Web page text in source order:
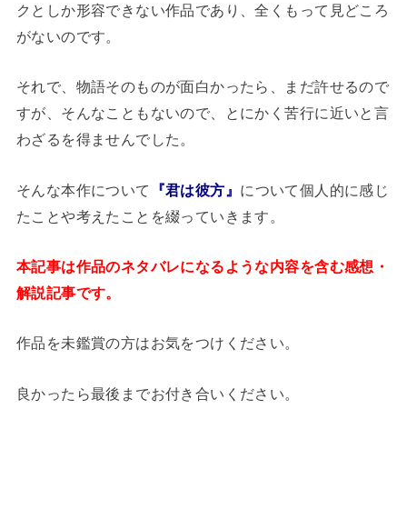
クとしか形容できない作品であり、全くもって見どころ
がないのです。
それで、物語そのものが面白かったら、まだ許せるので
すが、そんなこともないので、とにかく苦行に近いと言
わざるを得ませんでした。
そんな本作について 『君は彼方』 について個人的に感じ
たことや考えたことを綴っていきます。
本記事は作品のネタバレになるような内容を含む感想・
解説記事です。
作品を未鑑賞の方はお気をつけください。
良かったら最後までお付き合いください。